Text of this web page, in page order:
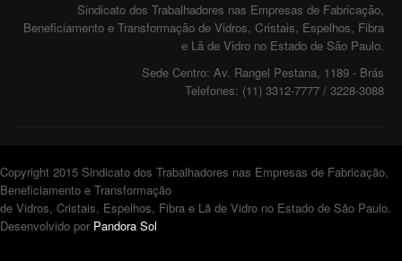
Sindicato dos Trabalhadores nas Empresas de Fabricação,
Beneficiamento e Transformação de Vidros, Cristais, Espelhos, Fibra
e Lã de Vidro no Estado de São Paulo.
Sede Centro: Av. Rangel Pestana, 1189 - Brás
Telefones: (11) 3312-7777 / 3228-3088
Copyright 2015 Sindicato dos Trabalhadores nas Empresas de Fabricação,
Beneficiamento e Transformação
de Vidros, Cristais, Espelhos, Fibra e Lã de Vidro no Estado de São Paulo.
Desenvolvido por Pandora Sol